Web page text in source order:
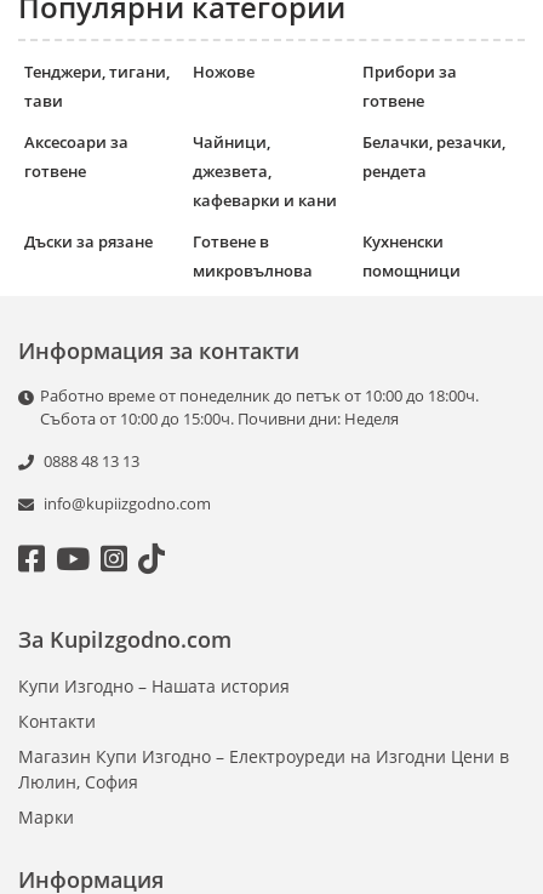
Тенджери, тигани,
тави
Ножове
Прибори за
готвене
Аксесоари за
готвене
Чайници,
джезвета,
кафеварки и кани
Белачки, резачки,
рендета
Дъски за рязане
Готвене в
микровълнова
Кухненски
помощници
Информация за контакти
Работно време от понеделник до петък от 10:00 до 18:00ч.
Събота от 10:00 до 15:00ч. Почивни дни: Неделя
0888 48 13 13
info@kupiizgodno.com
Информация
За KupiIzgodno.com
Купи Изгодно – Нашата история
Контакти
Магазин Купи Изгодно – Електроуреди на Изгодни Цени в
Люлин, София
Марки